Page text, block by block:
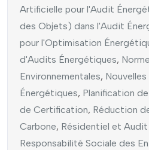
Artificielle pour l'Audit
des Objets) dans l'Audit
pour l'Optimisation
d'Audits Énergétiques,
Environnementales,
Énergétiques, Planification
de Certification, Réduction
Carbone, Résidentiel et
Responsabilité Sociale des